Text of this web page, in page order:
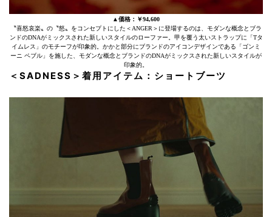
▲価格：￥94,600
〝喜怒哀楽〟の〝怒〟をコンセプトにした＜ANGER＞に登場するのは、モダンな概念とブラ
ンドのDNAがミックスされた新しいスタイルのローファー。甲を覆う太いストラップに「Tタ
イムレス」のモチーフが印象的。かかと部分にブランドのアイコンデザインである「ゴンミ
ーニ ペブル」を施した、モダンな概念とブランドのDNAがミックスされた新しいスタイルが
印象的。
＜SADNESS＞着用アイテム：ショートブーツ